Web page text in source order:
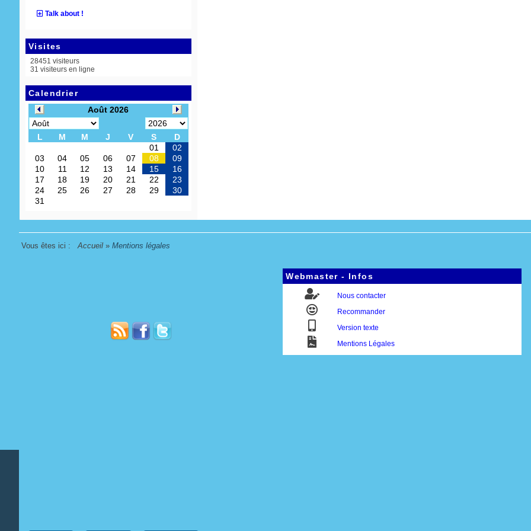
Talk about !
Visites
28451 visiteurs
31 visiteurs en ligne
Calendrier
Vous êtes ici : Accueil » Mentions légales
Webmaster - Infos
Nous contacter
Recommander
Version texte
Mentions Légales